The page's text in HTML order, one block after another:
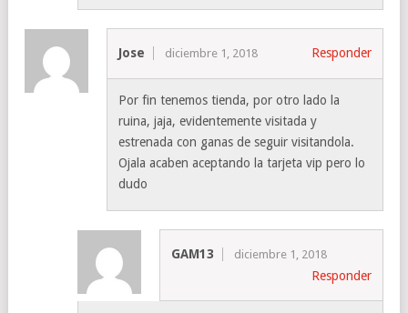
Jose diciembre 1, 2018 Responder
Por fin tenemos tienda, por otro lado la
ruina, jaja, evidentemente visitada y
estrenada con ganas de seguir visitandola.
Ojala acaben aceptando la tarjeta vip pero lo
dudo
GAM13 diciembre 1, 2018
Responder